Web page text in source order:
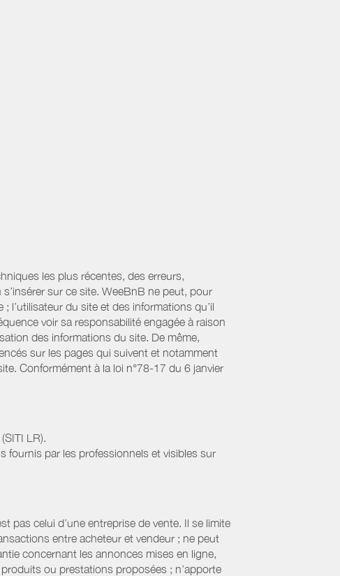
les plus récentes, des erreurs,
sur ce site. WeeBnB ne peut, pour
l’utilisateur du site et des informations qu’il
voir sa responsabilité engagée à raison
des informations du site. De même,
sur les pages qui suivent et notamment
Conformément à la loi n°78-17 du 6 janvier
LR).
fournis par les professionnels et visibles sur
pas celui d’une entreprise de vente. Il se limite
entre acheteur et vendeur ; ne peut
concernant les annonces mises en ligne,
ou prestations proposées ; n’apporte